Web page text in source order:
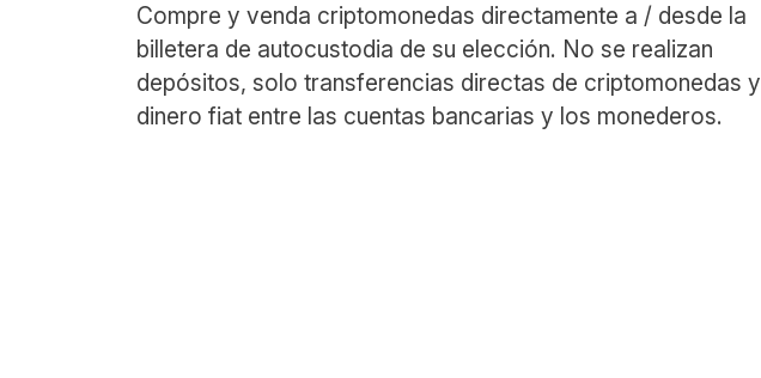
Compre y venda criptomonedas directamente a / desde la
billetera de autocustodia de su elección. No se realizan
depósitos, solo transferencias directas de criptomonedas y
dinero fiat entre las cuentas bancarias y los monederos.